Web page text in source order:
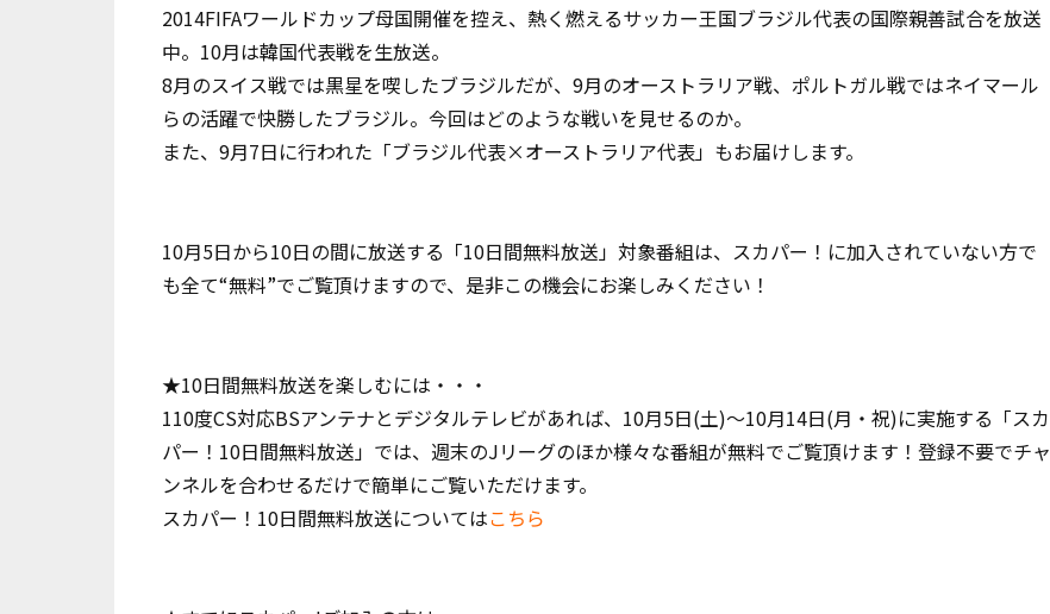
2014FIFAワールドカップ母国開催を控え、熱く燃えるサッカー王国ブラジル代表の国際親善試合を放送
中。10月は韓国代表戦を生放送。
8月のスイス戦では黒星を喫したブラジルだが、9月のオーストラリア戦、ポルトガル戦ではネイマール
らの活躍で快勝したブラジル。今回はどのような戦いを見せるのか。
また、9月7日に行われた「ブラジル代表×オーストラリア代表」もお届けします。
10月5日から10日の間に放送する「10日間無料放送」対象番組は、スカパー！に加入されていない方で
も全て“無料”でご覧頂けますので、是非この機会にお楽しみください！
★10日間無料放送を楽しむには・・・
110度CS対応BSアンテナとデジタルテレビがあれば、10月5日(土)～10月14日(月・祝)に実施する「スカ
パー！10日間無料放送」では、週末のJリーグのほか様々な番組が無料でご覧頂けます！登録不要でチャ
ンネルを合わせるだけで簡単にご覧いただけます。
スカパー！10日間無料放送についてはこちら